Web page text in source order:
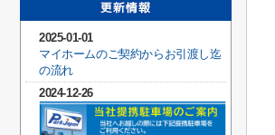
2025-01-01
マイホームのご契約からお引渡し迄
の流れ
2024-12-26